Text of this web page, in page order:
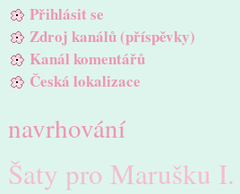
Přihlásit se
Zdroj kanálů (příspěvky)
Kanál komentářů
Česká lokalizace
navrhování
Šaty pro Marušku I.